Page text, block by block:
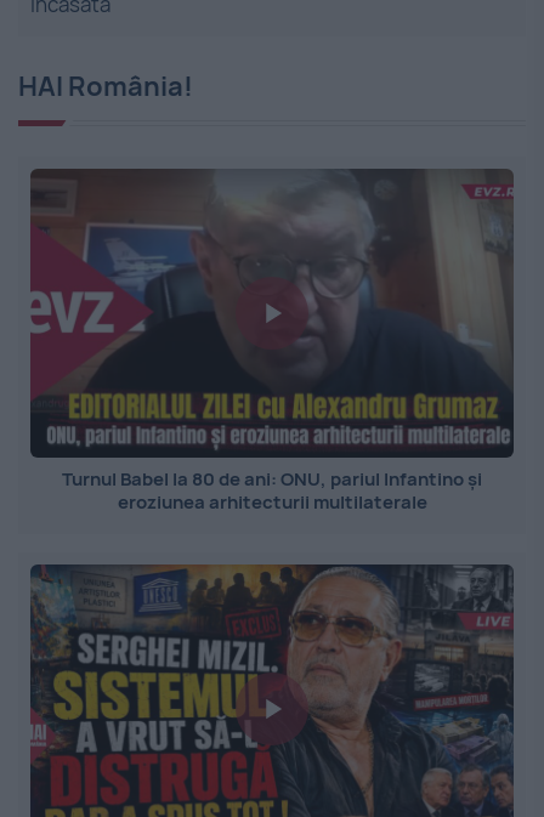
HAI România!
Turnul Babel la 80 de ani: ONU, pariul Infantino și
eroziunea arhitecturii multilaterale